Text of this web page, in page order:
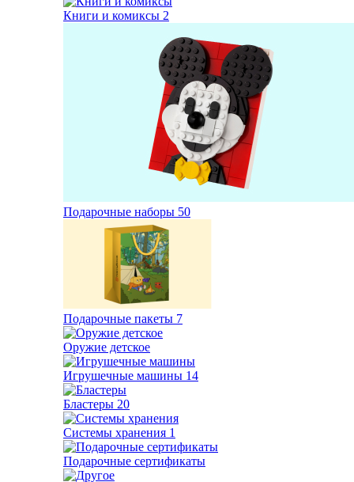
Книги и комиксы 2
Подарочные наборы 50
Подарочные пакеты 7
Оружие детское
Игрушечные машины 14
Бластеры 20
Системы хранения 1
Подарочные сертификаты